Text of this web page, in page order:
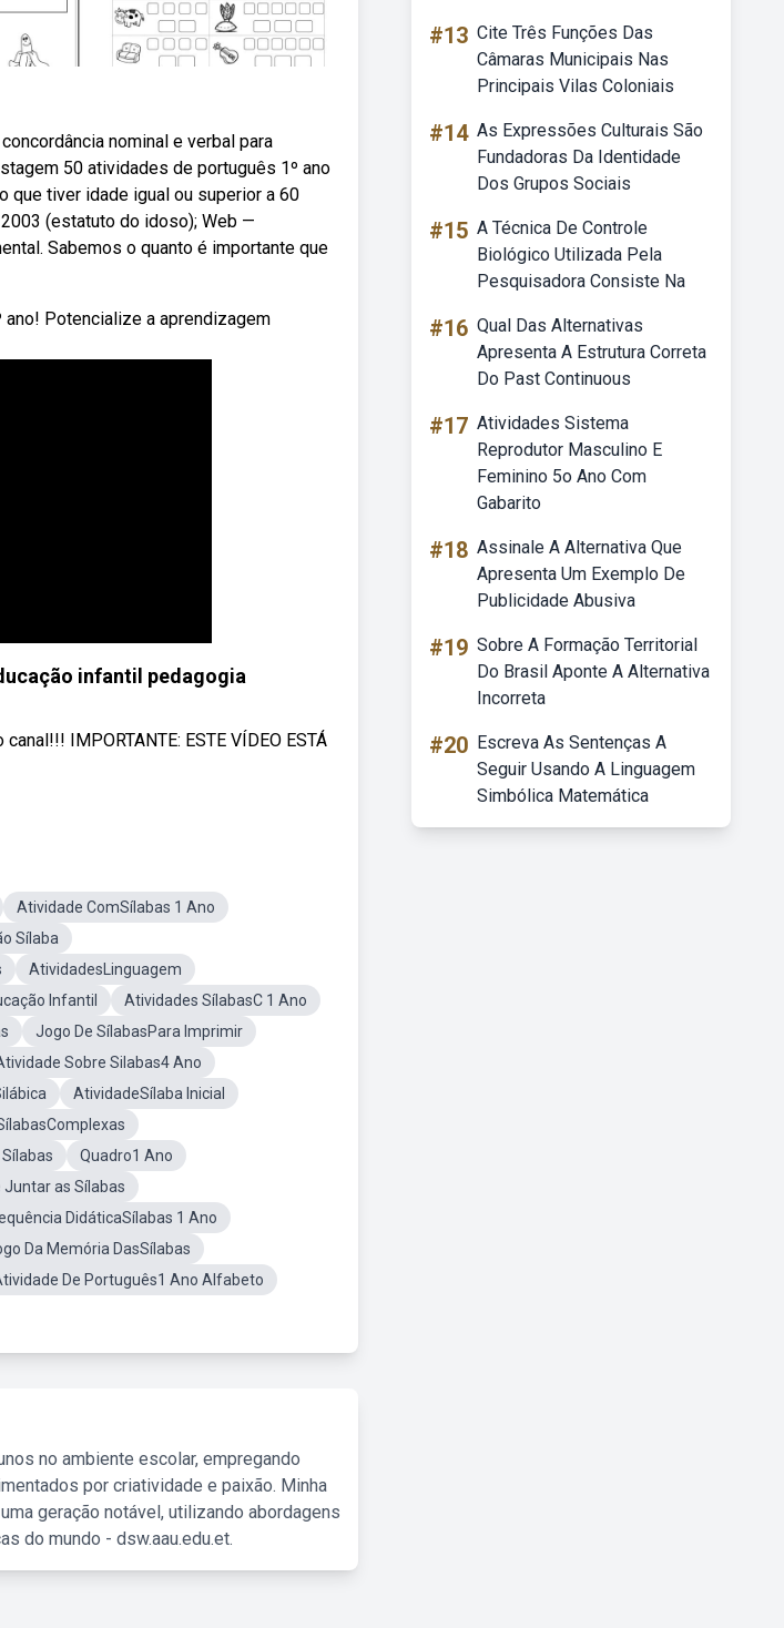
nominal e verbal para
50 atividades de português 1º ano
que tiver idade igual ou superior a 60
(estatuto do idoso); Web —
Sabemos o quanto é importante que
Potencialize a aprendizagem
infantil pedagogia
IMPORTANTE: ESTE VÍDEO ESTÁ
Atividade ComSílabas 1 Ano
Sílaba
AtividadesLinguagem
Infantil
Atividades SílabasC 1 Ano
Jogo De SílabasPara Imprimir
Sobre Silabas4 Ano
AtividadeSílaba Inicial
Quadro1 Ano
as Sílabas
DidáticaSílabas 1 Ano
Da Memória DasSílabas
De Português1 Ano Alfabeto
no ambiente escolar, empregando
por criatividade e paixão. Minha
geração notável, utilizando abordagens
do mundo - dsw.aau.edu.et.
#13 Cite Três Funções Das
Câmaras Municipais Nas
Principais Vilas Coloniais
#14 As Expressões Culturais São
Fundadoras Da Identidade
Dos Grupos Sociais
#15 A Técnica De Controle
Biológico Utilizada Pela
Pesquisadora Consiste Na
#16 Qual Das Alternativas
Apresenta A Estrutura Correta
Do Past Continuous
#17 Atividades Sistema
Reprodutor Masculino E
Feminino 5o Ano Com
Gabarito
#18 Assinale A Alternativa Que
Apresenta Um Exemplo De
Publicidade Abusiva
#19 Sobre A Formação Territorial
Do Brasil Aponte A Alternativa
Incorreta
#20 Escreva As Sentenças A
Seguir Usando A Linguagem
Simbólica Matemática